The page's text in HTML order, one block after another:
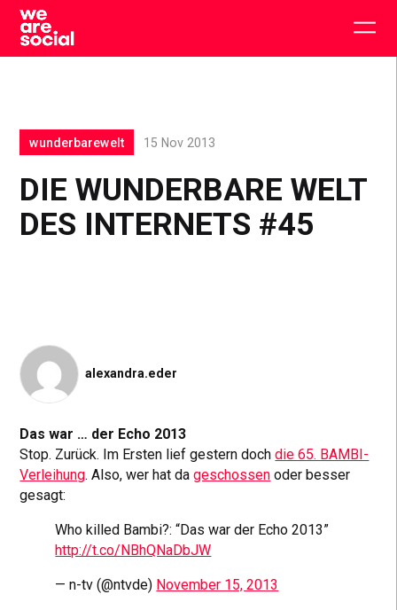
Skip
content
DIE WUNDERBARE WELT
DES INTERNETS #45
wunderbarewelt 15 Nov 2013
alexandra.eder
Das war … der Echo 2013
Stop. Zurück. Im Ersten lief gestern dochdie 65. BAMBI-
Verleihung. Also, wer hat dageschossen oder besser
gesagt:
Who killed Bambi?: “Das war der Echo 2013”
http://t.co/NBhQNaDbJW
— n-tv (@ntvde) November 15, 2013